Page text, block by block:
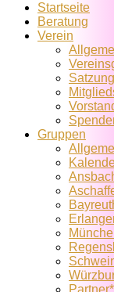
Startseite
Beratung
Verein
Satzung
Gruppen